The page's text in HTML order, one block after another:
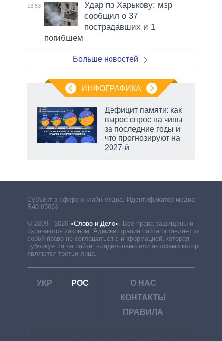
13:53
Удар по Харькову: мэр
сообщил о 37
пострадавших и 1
погибшем
Больше новостей
ИНФОГРАФИКА
Дефицит памяти: как
вырос спрос на чипы
за последние годы и
что прогнозируют на
2027-й
Субъект в сфере онлайн-медиа. Идентификатор медиа –
R40-05063
© 2009—2026 «Слово и Дело». Все права защищены и
охраняются законом. Администрация сайта оставляет за
собой право не соглашаться с информацией, которая
публикуется на сайте, владельцами или авторами которой
являются третьи лица.
УКР РОС
О НАС
КОНТАКТЫ
ПРАВИЛА